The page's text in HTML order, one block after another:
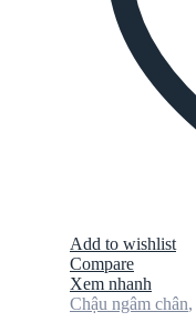
Add to wishlist
Compare
Xem nhanh
Chậu ngâm chân,